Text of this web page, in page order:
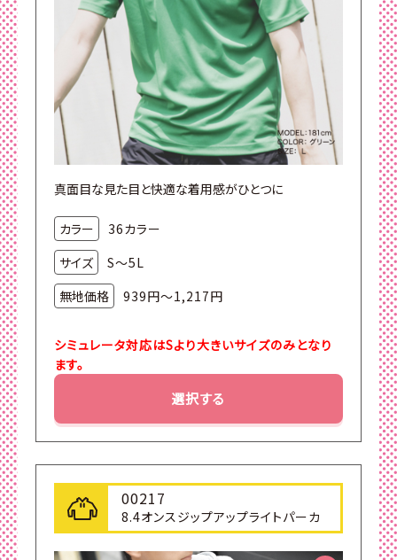
真面目な見た目と快適な着用感がひとつに
カラー
36カラー
サイズ
S～5L
無地価格
939円～1,217円
シミュレータ対応はSより大きいサイズのみとなり
ます。
選択する
00217
8.4オンスジップアップライトパーカ